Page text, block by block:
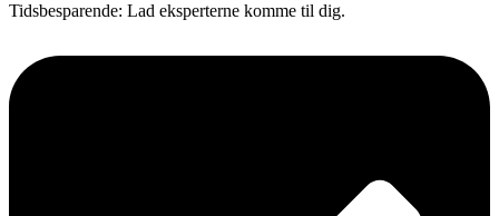
Tidsbesparende: Lad eksperterne komme til dig.